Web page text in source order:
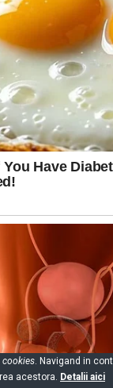
cookies. Navigand in
acestora. Detalii aici